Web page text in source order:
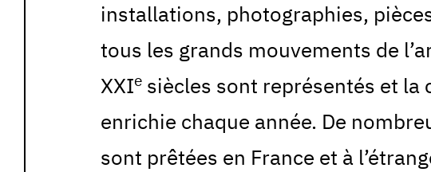
installations, photographies,
tous les grands mouvements de
XXIe siècles sont représentés et la
enrichie chaque année. De
sont prêtées en France et à